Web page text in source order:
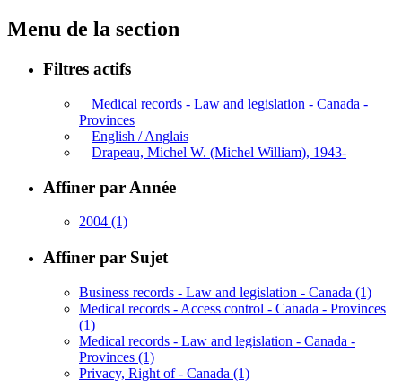
Menu de la section
Filtres actifs
Medical records - Law and legislation - Canada -
Provinces
English / Anglais
Drapeau, Michel W. (Michel William), 1943-
Affiner par Année
2004 (1)
Affiner par Sujet
Business records - Law and legislation - Canada (1)
Medical records - Access control - Canada - Provinces
(1)
Medical records - Law and legislation - Canada -
Provinces (1)
Privacy, Right of - Canada (1)